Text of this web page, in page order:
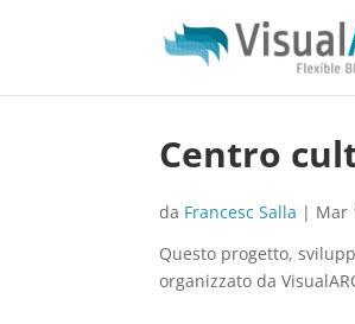
Centro
da Francesc Salla | Mar
Questo progetto,
organizzato da